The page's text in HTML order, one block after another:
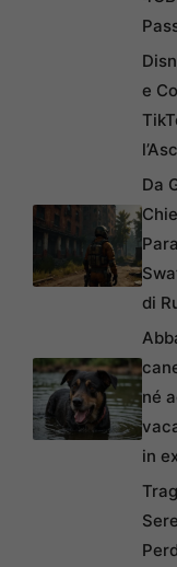
e
Da
di
né
in